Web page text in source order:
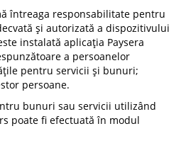
întreaga responsabilitate pentru
și autorizată a dispozitivului
instalată aplicația Paysera
a persoanelor
pentru servicii și bunuri;
persoane.
bunuri sau servicii utilizând
poate fi efectuată în modul